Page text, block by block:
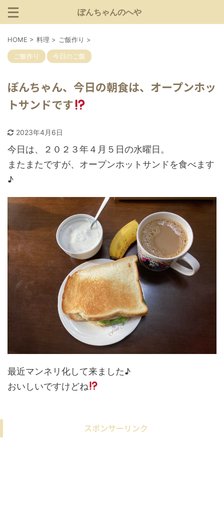
ぽんちゃんのへや
HOME > 料理 > ご飯作り >
ご飯作り 今日のご飯
ぽんちゃん、今日の朝食は、オープンホッ
トサンドです
2023年4月6日
今日は、２０２３年４月５日の水曜日。
またまたですが、オープンホットサンドを食べます
♪
最近マンネリ化して来ました♪
おいしいですけどね
スポンサーリンク